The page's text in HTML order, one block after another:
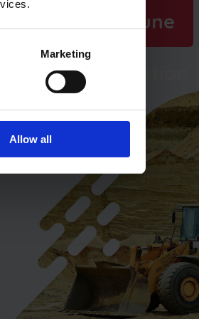
Marketing
Allow all
Réservez une
démonstration